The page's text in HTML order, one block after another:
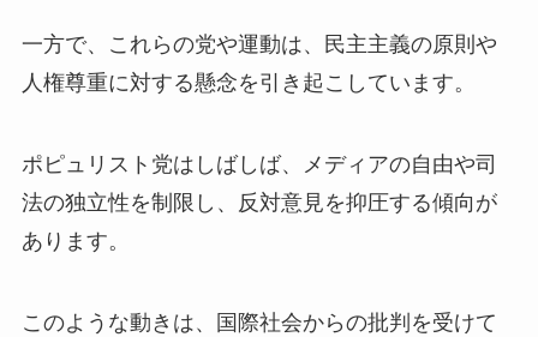
一方で、これらの党や運動は、民主主義の原則や
人権尊重に対する懸念を引き起こしています。
ポピュリスト党はしばしば、メディアの自由や司
法の独立性を制限し、反対意見を抑圧する傾向が
あります。
このような動きは、国際社会からの批判を受けて